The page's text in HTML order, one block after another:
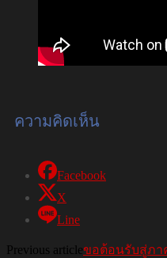
ความคิดเห็น
Facebook
X
Line
Previous articleขอต้อนรับสู่ภา